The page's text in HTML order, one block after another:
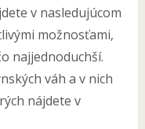
v nasledujúcom
možnosťami,
najjednoduchší.
váh a v nich
nájdete v